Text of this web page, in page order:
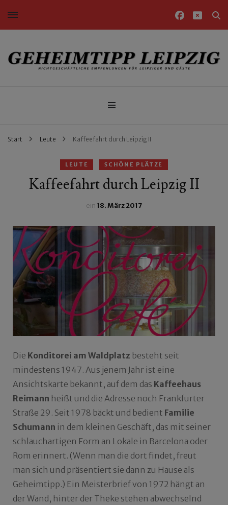
Nichtgeschäftliche Empfehlungen für Leipziger und Gäste
Start Leute Kaffeefahrt durch Leipzig II
LEUTE SCHÖNE PLÄTZE
Kaffeefahrt durch Leipzig II
ein18. März 2017
Die Konditorei am Waldplatz besteht seit
mindestens 1947. Aus jenem Jahr ist eine
Ansichtskarte bekannt, auf dem das Kaffeehaus
Reimann heißt und die Adresse noch Frankfurter
Straße 29. Seit 1978 bäckt und bedient Familie
Schumann in dem kleinen Geschäft, das mit seiner
schlauchartigen Form an Lokale in Barcelona oder
Rom erinnert. (Wenn man die dort findet, freut
man sich und präsentiert sie dann zu Hause als
Geheimtipp.) Ein Meisterbrief von 1972 hängt an
der Wand, hinter der Theke stehen abwechselnd